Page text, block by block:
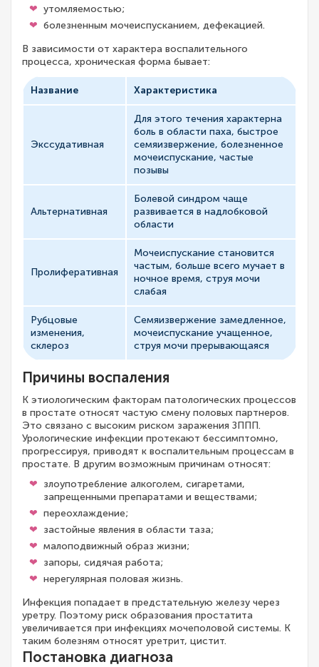
утомляемостью;
болезненным мочеиспусканием, дефекацией.
В зависимости от характера воспалительного
процесса, хроническая форма бывает:
Название Характеристика
Экссудативная
Для этого течения характерна
боль в области паха, быстрое
семяизвержение, болезненное
мочеиспускание, частые
позывы
Альтернативная
Болевой синдром чаще
развивается в надлобковой
области
Пролиферативная
Мочеиспускание становится
частым, больше всего мучает в
ночное время, струя мочи
слабая
Рубцовые
изменения,
склероз
Семяизвержение замедленное,
мочеиспускание учащенное,
струя мочи прерывающаяся
Причины воспаления
К этиологическим факторам патологических процессов
в простате относят частую смену половых партнеров.
Это связано с высоким риском заражения ЗППП.
Урологические инфекции протекают бессимптомно,
прогрессируя, приводят к воспалительным процессам в
простате. В другим возможным причинам относят:
злоупотребление алкоголем, сигаретами,
запрещенными препаратами и веществами;
переохлаждение;
застойные явления в области таза;
малоподвижный образ жизни;
запоры, сидячая работа;
нерегулярная половая жизнь.
Инфекция попадает в предстательную железу через
уретру. Поэтому риск образования простатита
увеличивается при инфекциях мочеполовой системы. К
таким болезням относят уретрит, цистит.
Постановка диагноза